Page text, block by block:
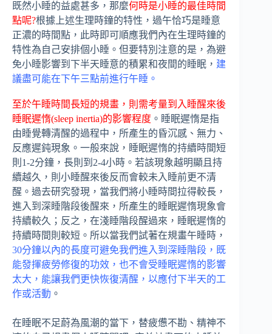
既然小睡的益處甚多，那麼何時是小睡的最佳時間
點呢?根據上述生理時鐘的特性，過午恰巧是睡意
正濃的時間點，此時即可順應我們內在生理時鐘的
特性為自己安排個小睡。但要特別注意的是，為避
免小睡影響到下半天睡意的積累和夜間的睡眠， 建
議盡可能在下午三點前進行午睡。
至於午睡時間長短的規畫，則需考量到入睡醒來後
睡眠遲惰(sleep inertia)的影響程度 。睡眠遲惰是指
由睡覺轉清醒的過程中，所產生的昏沉感、無力、
反應遲鈍現象。一般來說，睡眠遲惰的持續時間短
則1-2分鐘，長則到2-4小時。若該現象越明顯且持
續越久，則小睡醒來後反而會較未入睡前更不清
醒。過去研究發現，當我們將小睡時間拉得較長，
進入到深睡階段後醒來，所產生的睡眠遲惰現象會
持續較久；反之，在淺睡階段醒過來，睡眠遲惰的
持續時間則較短。所以當我們試著在規畫午睡時，
30分鐘以內的長度可避免我們進入到深睡階段，既
能發揮疲勞修復的功效，也不會受睡眠遲惰的影響
太大，能讓我們更快恢復清醒，以應付下半天的工
作或活動 。
在睡眠不足蔚為風潮的當下，替疲憊不勘、精神不